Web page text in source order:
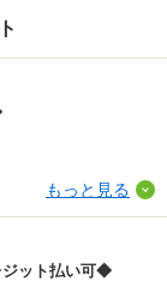
】ジャックス 【そ
もっと見る
ット払い可◆